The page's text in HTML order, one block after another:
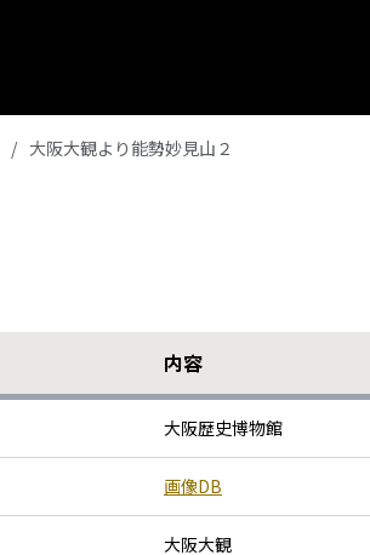
大阪大観より能勢妙見山２
内容
大阪歴史博物館
画像DB
大阪大観